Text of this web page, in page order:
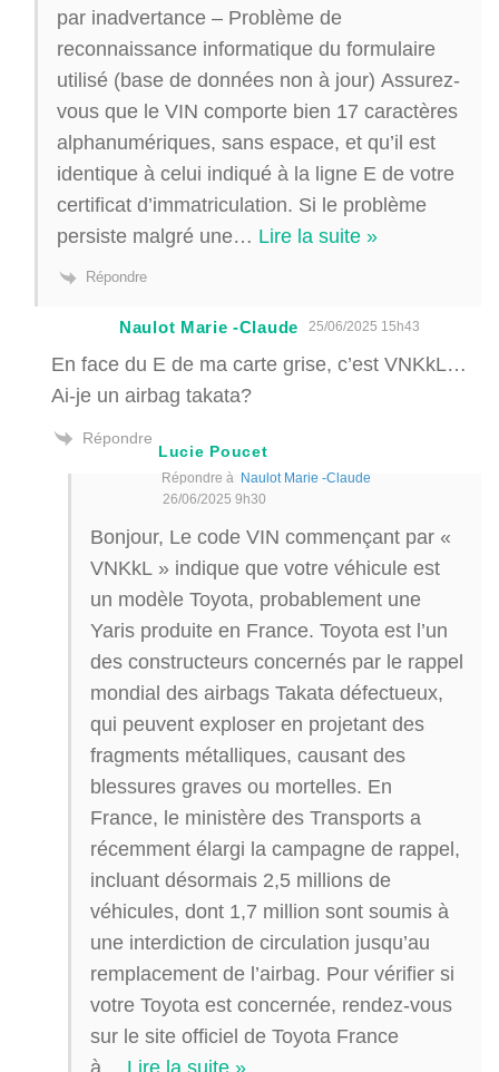
par inadvertance – Problème de
reconnaissance informatique du formulaire
utilisé (base de données non à jour) Assurez-
vous que le VIN comporte bien 17 caractères
alphanumériques, sans espace, et qu’il est
identique à celui indiqué à la ligne E de votre
certificat d’immatriculation. Si le problème
persiste malgré une… Lire la suite »
Répondre
Naulot Marie -Claude 25/06/2025 15h43
En face du E de ma carte grise, c’est VNKkL…
Ai-je un airbag takata?
Répondre
Lucie Poucet
Répondre à Naulot Marie -Claude
26/06/2025 9h30
Bonjour, Le code VIN commençant par «
VNKkL » indique que votre véhicule est
un modèle Toyota, probablement une
Yaris produite en France. Toyota est l’un
des constructeurs concernés par le rappel
mondial des airbags Takata défectueux,
qui peuvent exploser en projetant des
fragments métalliques, causant des
blessures graves ou mortelles. En
France, le ministère des Transports a
récemment élargi la campagne de rappel,
incluant désormais 2,5 millions de
véhicules, dont 1,7 million sont soumis à
une interdiction de circulation jusqu’au
remplacement de l’airbag. Pour vérifier si
votre Toyota est concernée, rendez-vous
sur le site officiel de Toyota France
à
Lire la suite »